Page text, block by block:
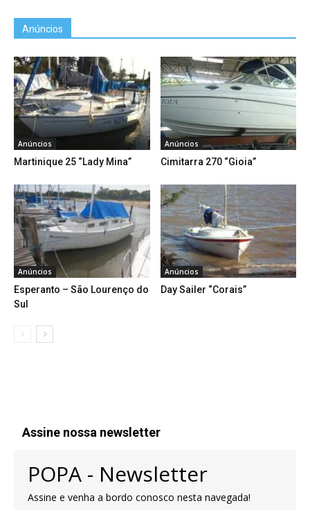
Anúncios
Anúncios
Martinique 25 “Lady Mina”
Anúncios
Cimitarra 270 “Gioia”
Anúncios
Esperanto – São Lourenço do
Sul
Anúncios
Day Sailer “Corais”
Assine nossa newsletter
POPA - Newsletter
Assine e venha a bordo conosco nesta navegada!